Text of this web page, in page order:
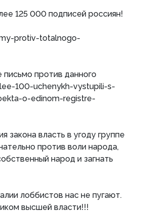
125 000 подписей россиян!
protiv-totalnogo-
против данного
100-uchenykh-vystupili-s-
o-edinom-registre-
закона власть в угоду группе
против воли народа,
народ и загнать
лоббистов нас не пугают.
высшей власти!!!